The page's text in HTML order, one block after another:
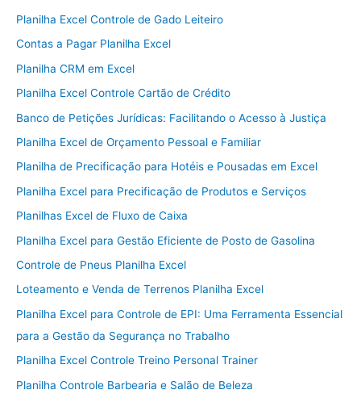
Planilha Excel Controle de Gado Leiteiro
Contas a Pagar Planilha Excel
Planilha CRM em Excel
Planilha Excel Controle Cartão de Crédito
Banco de Petições Jurídicas: Facilitando o Acesso à Justiça
Planilha Excel de Orçamento Pessoal e Familiar
Planilha de Precificação para Hotéis e Pousadas em Excel
Planilha Excel para Precificação de Produtos e Serviços
Planilhas Excel de Fluxo de Caixa
Planilha Excel para Gestão Eficiente de Posto de Gasolina
Controle de Pneus Planilha Excel
Loteamento e Venda de Terrenos Planilha Excel
Planilha Excel para Controle de EPI: Uma Ferramenta Essencial
para a Gestão da Segurança no Trabalho
Planilha Excel Controle Treino Personal Trainer
Planilha Controle Barbearia e Salão de Beleza